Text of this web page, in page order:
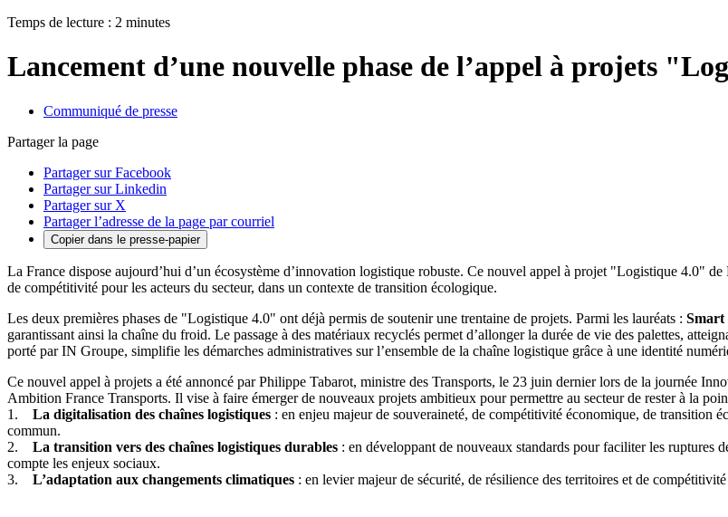
Temps de lecture : 2 minutes
Lancement d’une nouvelle phase de l’appel à projets
Communiqué de presse
Partager la page
Partager sur Facebook
Partager sur Linkedin
Partager sur X
Partager l’adresse de la page par courriel
Copier dans le presse-papier
La France dispose aujourd’hui d’un écosystème d’innovation logistique robuste. Ce nouvel appel à projet "Logistique 4.0"
de compétitivité pour les acteurs du secteur, dans un contexte de transition écologique.
Les deux premières phases de "Logistique 4.0" ont déjà permis de soutenir une trentaine de projets. Parmi les lauréats : Smart
garantissant ainsi la chaîne du froid. Le passage à des matériaux recyclés permet d’allonger la durée de vie des palettes,
porté par IN Groupe, simplifie les démarches administratives sur l’ensemble de la chaîne logistique grâce à une identité
Ce nouvel appel à projets a été annoncé par Philippe Tabarot, ministre des Transports, le 23 juin dernier lors de la journée
Ambition France Transports. Il vise à faire émerger de nouveaux projets ambitieux pour permettre au secteur de rester à la
1. La digitalisation des chaînes logistiques : en enjeu majeur de souveraineté, de compétitivité économique, de transition
commun.
2. La transition vers des chaînes logistiques durables : en développant de nouveaux standards pour faciliter les ruptures
compte les enjeux sociaux.
3. L’adaptation aux changements climatiques : en levier majeur de sécurité, de résilience des territoires et de